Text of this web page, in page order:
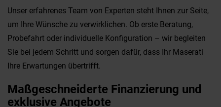
Unser erfahrenes Team von Experten steht Ihnen zur Seite,
um Ihre Wünsche zu verwirklichen. Ob erste Beratung,
Probefahrt oder individuelle Konfiguration – wir begleiten
Sie bei jedem Schritt und sorgen dafür, dass Ihr Maserati
Ihre Erwartungen übertrifft.
Maßgeschneiderte Finanzierung und
exklusive Angebote